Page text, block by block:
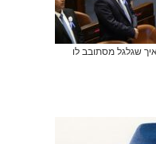
איך שגלגל מסתובב לו